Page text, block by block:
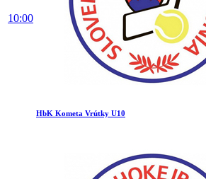
10:00
HbK Kometa Vrútky U10